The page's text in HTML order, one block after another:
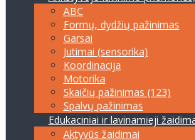
ABC
Formų, dydžių pažinimas
Garsai
Jutimai (sensorika)
Koordinacija
Motorika
Skaičių pažinimas (123)
Spalvų pažinimas
Edukaciniai ir lavinamieji
Aktyvūs žaidimai